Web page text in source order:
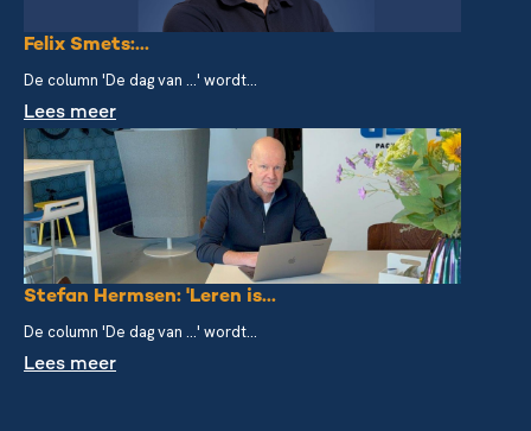
Felix Smets:...
De column 'De dag van ...' wordt...
Lees meer
Stefan Hermsen: 'Leren is...
De column 'De dag van ...' wordt...
Lees meer